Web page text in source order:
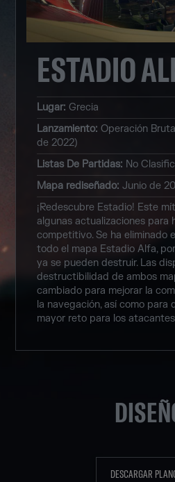
ESTADIO
Lugar:Grecia
Lanzamiento:Operación
de 2022)
Listas De Partidas: No
Mapa rediseñado:Junio de
¡Redescubre Estadio! Este
algunas actualizaciones para
competitivo. Se ha eliminado
todo el mapa Estadio Alfa,
ya se pueden destruir. Las
destructibilidad de ambos
cambiado para mejorar la
la navegación, así como para
mayor reto para los
DESCARGAR